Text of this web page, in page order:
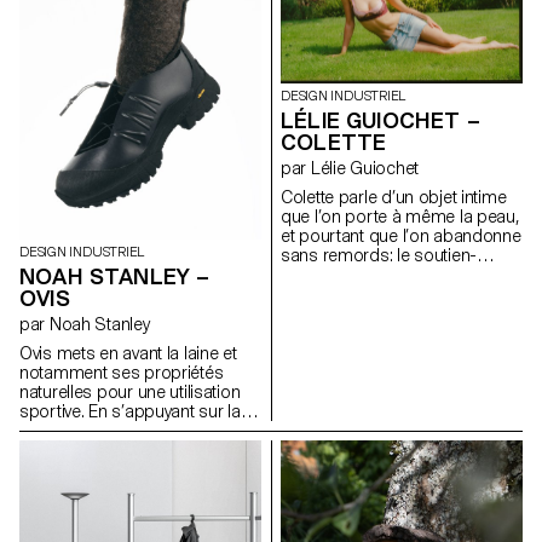
ainsi de maintenir une
température stable sur la
durée. Alors que les systèmes
de chauffage restent
généralement inactifs durant
l’été, Celcius explore la
possibilité d'en faire un
dispositif à double usage,
intégrant une fonction de
climatiseur, en faisant un objet
actif toute l’année.
l’économie d’espace et la
manière dont un meuble peut
façonner nos interactions
sociales.
DESIGN INDUSTRIEL
NOAH STANLEY –
OVIS
par Noah Stanley
Ovis mets en avant la laine et
notamment ses propriétés
naturelles pour une utilisation
sportive. En s’appuyant sur la
référence de la botte
la laine dans une chaussure
hybride, adaptée à la fois à la
randonnée et a une utilisation
DESIGN INDUSTRIEL
LÉLIE GUIOCHET –
COLETTE
par Lélie Guiochet
Colette parle d’un objet intime
que l’on porte à même la peau,
et pourtant que l’on abandonne
sans remords: le soutien-
système qui s’ajuste avec le
temps: un soutien-gorge en
pièces détachées, bonnets,
bande sous-poitrine, bretelles,
attaches, baleine, à assembler,
remplacer indépendamment,